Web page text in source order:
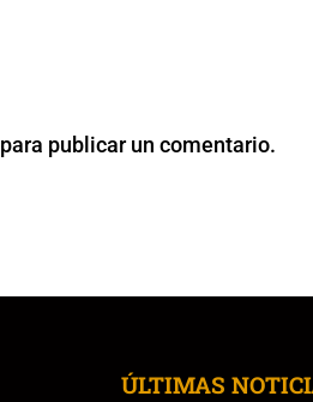
para publicar un comentario.
ÚLTIMAS